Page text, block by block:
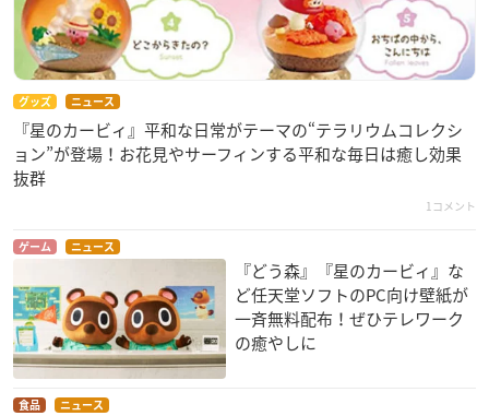
グッズ ニュース
『星のカービィ』平和な日常がテーマの“テラリウムコレクシ
ョン”が登場！お花見やサーフィンする平和な毎日は癒し効果
抜群
1コメント
ゲーム ニュース
『どう森』『星のカービィ』な
ど任天堂ソフトのPC向け壁紙が
一斉無料配布！ぜひテレワーク
の癒やしに
食品 ニュース